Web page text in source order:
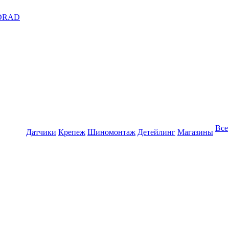
Датчики Крепеж Шиномонтаж Детейлинг Магазины Все